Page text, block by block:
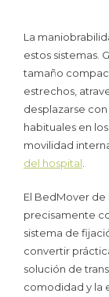
La
estos sistemas.
tamaño
estrechos,
desplazarse
habituales en
movilidad
del hospital.
El BedMover de
precisamente
sistema de
convertir
solución de
comodidad y la